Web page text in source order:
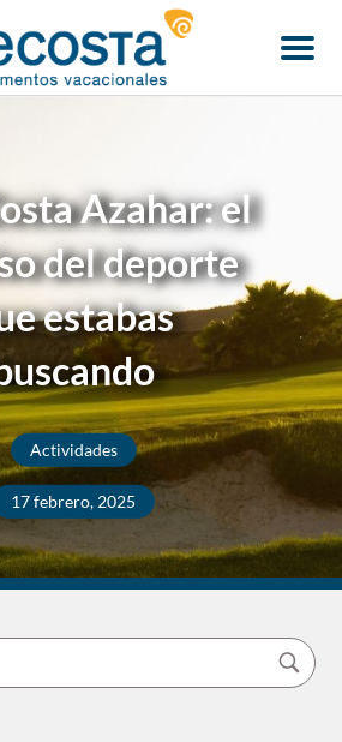
Menu
Azahar: el
del deporte
estabas
Actividades
17 febrero, 2025